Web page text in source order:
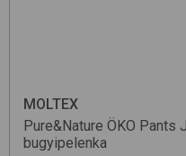
MOLTEX
Pure&Nature ÖKO Pants
bugyipelenka